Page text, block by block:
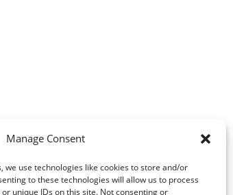
Manage Consent
we use technologies like cookies to store and/or
to these technologies will allow us to process
unique IDs on this site. Not consenting or